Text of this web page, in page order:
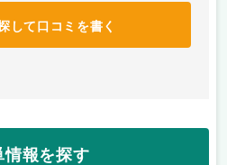
して口コミを書く
情報を探す